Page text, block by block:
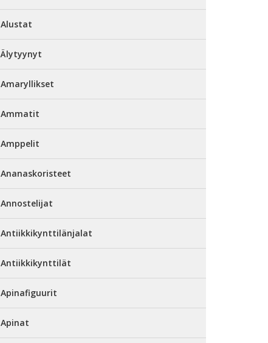
Alustat
Älytyynyt
Amaryllikset
Ammatit
Amppelit
Ananaskoristeet
Annostelijat
Antiikkikynttilänjalat
Antiikkikynttilät
Apinafiguurit
Apinat